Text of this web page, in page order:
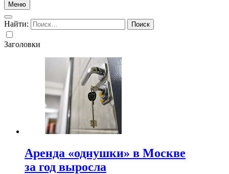
Меню
Найти:
Заголовки
Аренда «однушки» в Москве
за год выросла